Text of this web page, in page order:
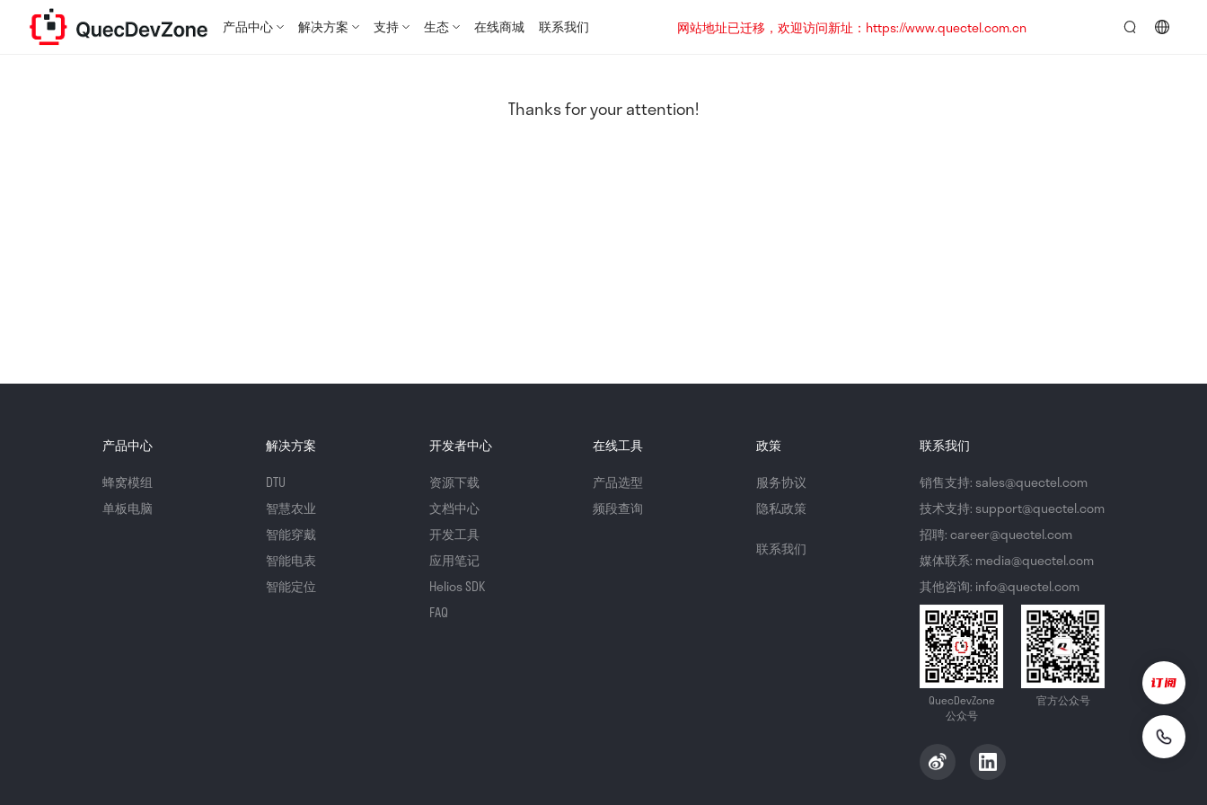
产品中心 解决方案 支持 生态 在线商城 联系我们
网站地址已迁移，欢迎访问新址：https://www.quectel.com.cn
Thanks for your attention!
产品中心
蜂窝模组
单板电脑
解决方案
DTU
智慧农业
智能穿戴
智能电表
智能定位
开发者中心
资源下载
文档中心
开发工具
应用笔记
Helios SDK
FAQ
在线工具
产品选型
频段查询
政策
服务协议
隐私政策
联系我们
联系我们
销售支持: sales@quectel.com
技术支持: support@quectel.com
招聘: career@quectel.com
媒体联系: media@quectel.com
其他咨询: info@quectel.com
QuecDevZone
公众号
官方公众号